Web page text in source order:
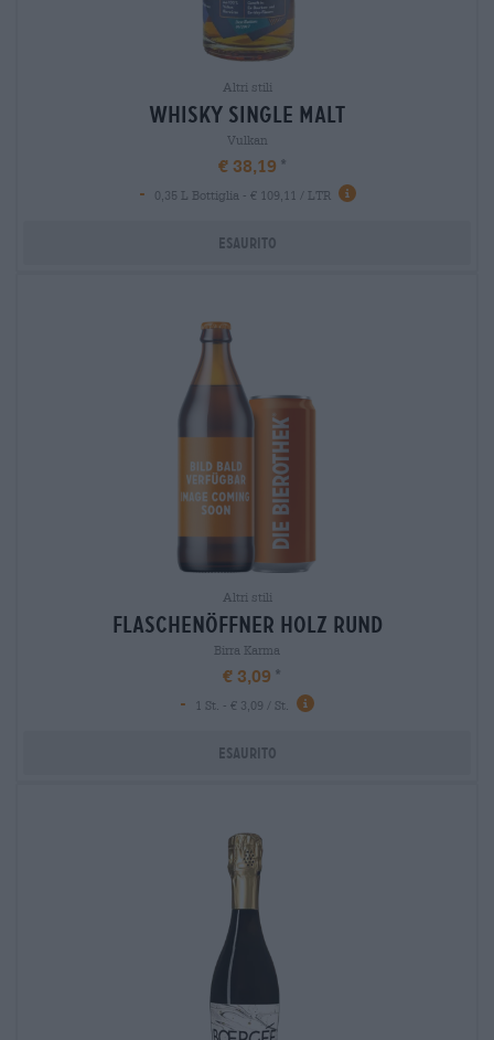
Altri stili
whisky single malt
Vulkan
€ 38,19
-
0,35 L Bottiglia - € 109,11 / LTR
Esaurito
Altri stili
flaschenöffner holz rund
Birra Karma
€ 3,09
-
1 St. - € 3,09 / St.
Esaurito